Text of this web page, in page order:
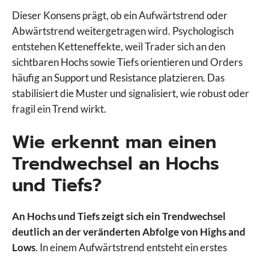
Dieser Konsens prägt, ob ein Aufwärtstrend oder
Abwärtstrend weitergetragen wird. Psychologisch
entstehen Ketteneffekte, weil Trader sich an den
sichtbaren Hochs sowie Tiefs orientieren und Orders
häufig an Support und Resistance platzieren. Das
stabilisiert die Muster und signalisiert, wie robust oder
fragil ein Trend wirkt.
Wie erkennt man einen
Trendwechsel an Hochs
und Tiefs?
An Hochs und Tiefs zeigt sich ein Trendwechsel
deutlich an der veränderten Abfolge von Highs and
Lows. In einem Aufwärtstrend entsteht ein erstes